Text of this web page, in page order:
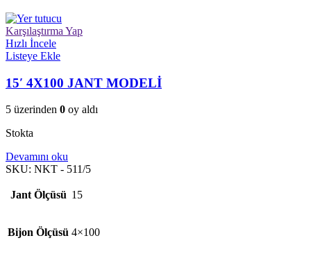
Karşılaştırma Yap
Hızlı İncele
Listeye Ekle
15′ 4X100 JANT MODELİ
5 üzerinden 0 oy aldı
Stokta
Devamını oku
SKU: NKT - 511/5
Jant Ölçüsü 15
Bijon Ölçüsü 4×100